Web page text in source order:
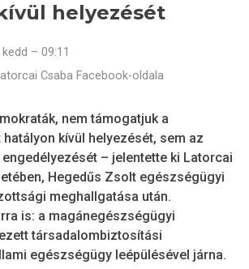
helyezését
– 09:11
Csaba Facebook-oldala
nem támogatjuk a
kívül helyezését, sem az
– jelentette ki Latorcai
Hegedűs Zsolt egészségügyi
meghallgatása után.
is: a magánegészségügyi
társadalombiztosítási
egészségügy leépülésével járna.